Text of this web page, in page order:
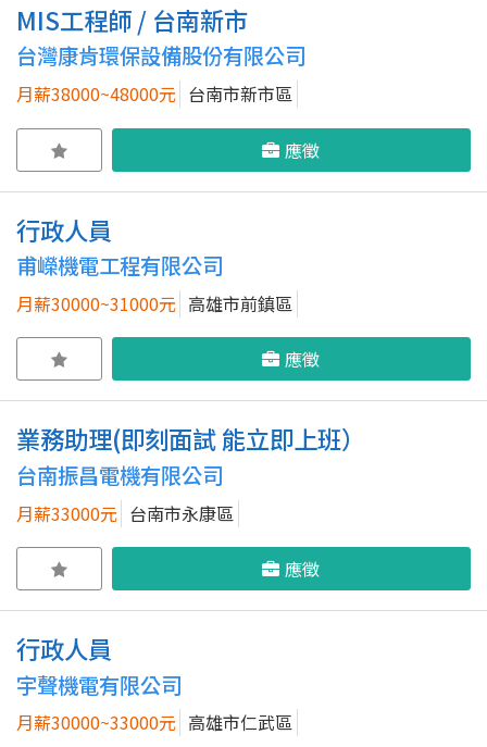
MIS工程師 / 台南新市
台灣康肯環保設備股份有限公司
月薪38000~48000元 台南市新市區
應徵
行政人員
甫嶸機電工程有限公司
月薪30000~31000元 高雄市前鎮區
應徵
業務助理(即刻面試 能立即上班）
台南振昌電機有限公司
月薪33000元 台南市永康區
應徵
行政人員
宇聲機電有限公司
月薪30000~33000元 高雄市仁武區